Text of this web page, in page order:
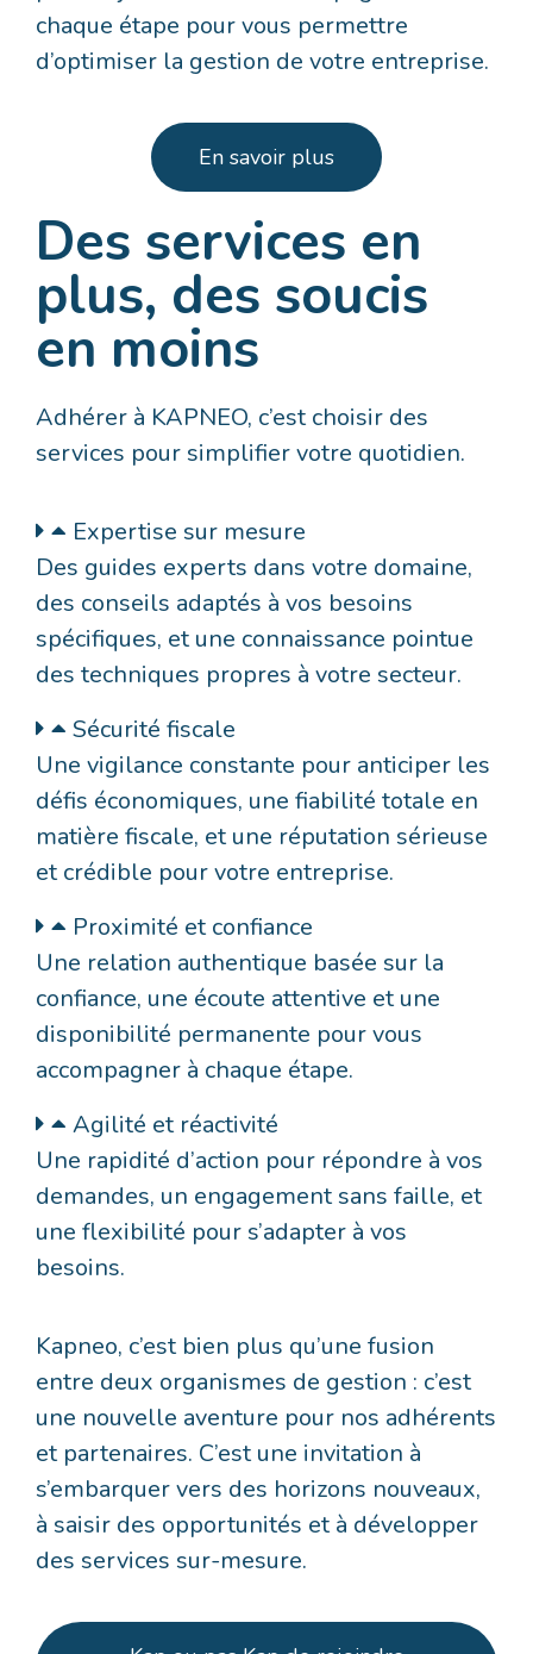
chaque étape pour vous permettre
d’optimiser la gestion de votre entreprise.
En savoir plus
Des services en
plus, des soucis
en moins
Adhérer à KAPNEO, c’est choisir des
services pour simplifier votre quotidien.
Expertise sur mesure
Des guides experts dans votre domaine,
des conseils adaptés à vos besoins
spécifiques, et une connaissance pointue
des techniques propres à votre secteur.
Sécurité fiscale
Une vigilance constante pour anticiper les
défis économiques, une fiabilité totale en
matière fiscale, et une réputation sérieuse
et crédible pour votre entreprise.
Proximité et confiance
Une relation authentique basée sur la
confiance, une écoute attentive et une
disponibilité permanente pour vous
accompagner à chaque étape.
Agilité et réactivité
Une rapidité d’action pour répondre à vos
demandes, un engagement sans faille, et
une flexibilité pour s’adapter à vos
besoins.
Kapneo, c’est bien plus qu’une fusion
entre deux organismes de gestion : c’est
une nouvelle aventure pour nos adhérents
et partenaires. C’est une invitation à
s’embarquer vers des horizons nouveaux,
à saisir des opportunités et à développer
des services sur-mesure.